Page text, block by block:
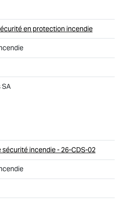
en protection incendie
SA
sécurité incendie - 26-CDS-02